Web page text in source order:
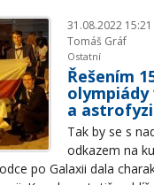
31.08.2022 15:21
Tomáš Gráf
Ostatní
Řešením
a
Tak by se s
odkazem na
po Galaxii dala